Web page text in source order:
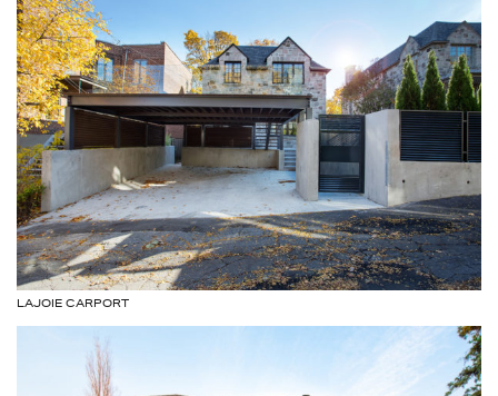
LAJOIE CARPORT